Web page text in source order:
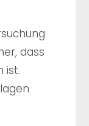
dass
ist.